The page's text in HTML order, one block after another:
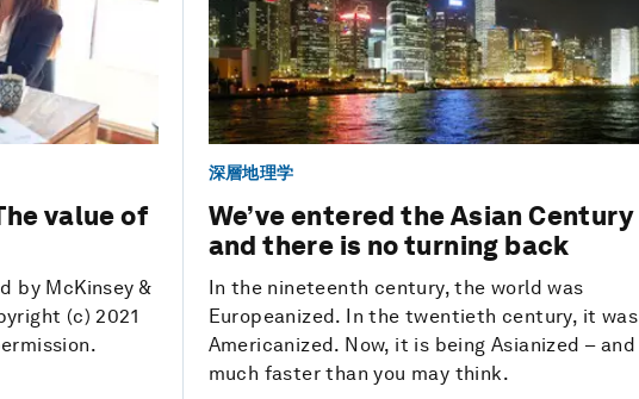
value of
by McKinsey &
(c) 2021
深層地理学
We’ve entered the Asian Century
and there is no turning back
In the nineteenth century, the world was
Europeanized. In the twentieth century, it was
Americanized. Now, it is being Asianized – and
much faster than you may think.